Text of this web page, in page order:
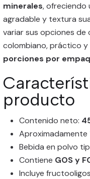
minerales, ofreciendo
agradable y textura
variar sus opciones
colombiano, práctico
porciones por
producto
Contenido neto:
Aproximadamente
Bebida en polvo
Contiene GOS y
Incluye